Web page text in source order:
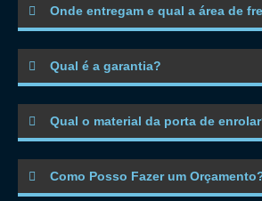
Onde entregam e qual a área de
Qual é a garantia?
Qual o material da porta de
Como Posso Fazer um